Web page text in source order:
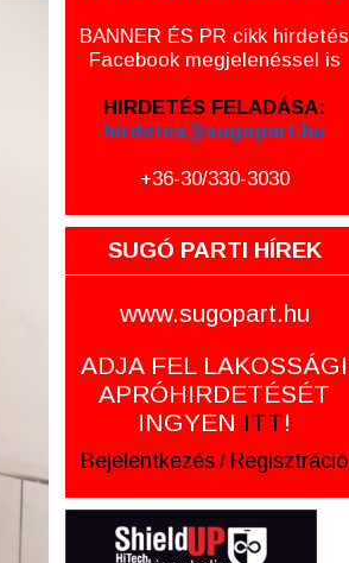
BANNER ÉS PR cikk hirdetés
Facebook megjelenéssel is
HIRDETÉS FELADÁSA:
hirdetes@sugopart.hu
+36-30/330-3030
SUGÓ PARTI HÍREK
www.sugopart.hu
ADJA FEL LAKOSSÁGI
APRÓHIRDETÉSÉT
INGYEN ITT!
Bejelentkezés / Regisztráció